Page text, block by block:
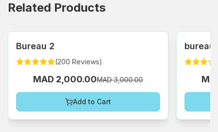
Related Products
Bureau 2
(200 Reviews)
MAD 2,000.00MAD 3,000.00
Add to Cart
bureau